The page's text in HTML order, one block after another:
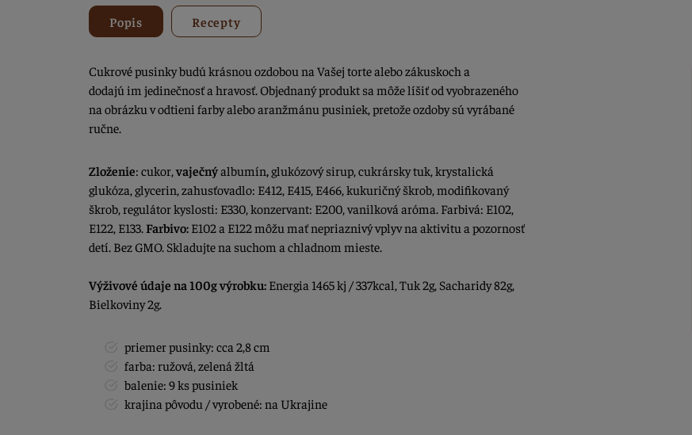
Popis Recepty
Cukrové pusinky budú krásnou ozdobou na Vašej torte alebo zákuskoch a
dodajú im jedinečnosť a hravosť. Objednaný produkt sa môže líšiť od vyobrazeného
na obrázku v odtieni farby alebo aranžmánu pusiniek, pretože ozdoby sú vyrábané
ručne.
Zloženie: cukor,vaječnýalbumín,glukózový sirup, cukrársky tuk, krystalická
glukóza, glycerin, zahusťovadlo: E412, E415, E466, kukuričný škrob, modifikovaný
škrob, regulátor kyslosti: E330, konzervant: E200, vanilková aróma. Farbivá: E102,
E122, E133. Farbivo: E102 a E122 môžu mať nepriaznivý vplyv na aktivitu a pozornosť
detí. Bez GMO. Skladujte na suchom a chladnom mieste.
Výživové údaje na 100g výrobku: Energia 1465 kj / 337kcal, Tuk 2g, Sacharidy 82g,
Bielkoviny 2g.
priemer pusinky: cca 2,8 cm
farba: ružová, zelená žltá
balenie: 9 ks pusiniek
krajina pôvodu / vyrobené: na Ukrajine